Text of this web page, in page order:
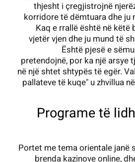
thjesht i çregjistrojnë
korridore të dëmtuara dhe ju
Kaq e rrallë është në këtë
vjetër vjen dhe ju mund të
Është pjesë e
pretendojnë, por ka një arsye
në një shtet shtypës të egër.
pallateve të kuqe" u zhvillua
Programe të
Portet me tema orientale janë
brenda kazinove online,